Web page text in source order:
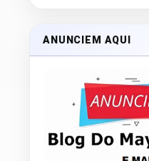
ANUNCIEM AQUI